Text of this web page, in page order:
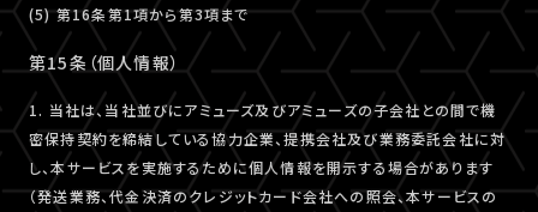
(5) 第16条第1項から第3項まで
第15条（個人情報）
1. 当社は、当社並びにアミューズ及びアミューズの子会社との間で機
密保持契約を締結している協力企業、提携会社及び業務委託会社に対
し、本サービスを実施するために個人情報を開示する場合があります
（発送業務、代金決済のクレジットカード会社への照会、本サービスの